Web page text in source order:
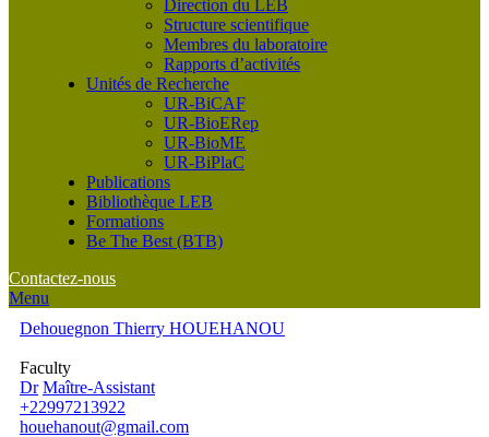
Direction du LEB
Structure scientifique
Membres du laboratoire
Rapports d’activités
Unités de Recherche
UR-BiCAF
UR-BioERep
UR-BioME
UR-BiPlaC
Publications
Bibliothèque LEB
Formations
Be The Best (BTB)
Contactez-nous
Menu
Dehouegnon Thierry HOUEHANOU
Faculty
Dr Maître-Assistant
+22997213922
houehanout@gmail.com